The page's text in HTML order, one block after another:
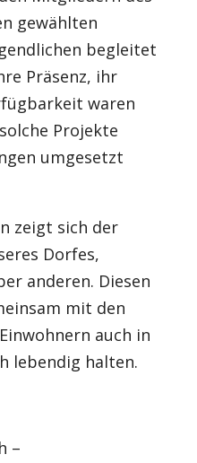
gewählten
begleitet
Präsenz, ihr
waren
Projekte
umgesetzt
zeigt sich der
Dorfes,
anderen. Diesen
mit den
auch in
lebendig halten.
–